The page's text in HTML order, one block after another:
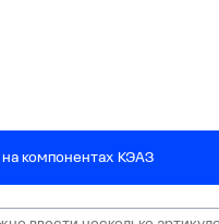
компонентах КЭАЗ